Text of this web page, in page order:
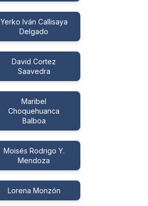
Yerko Iván Callisaya
Delgado
David Cortez
Saavedra
Maribel
Choquehuanca
Balboa
Moisés Rodrigo Y.
Mendoza
Lorena Monzón